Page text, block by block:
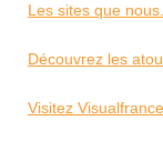
Les sites que nous...
Découvrez les
Visitez